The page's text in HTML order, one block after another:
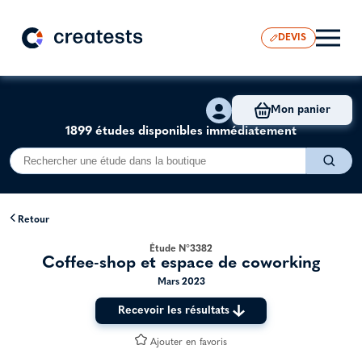
DEVIS
1899 études disponibles immédiatement
Mon panier
Retour
Étude N°3382
Coffee-shop et espace de coworking
Mars 2023
Recevoir les résultats
Ajouter en favoris